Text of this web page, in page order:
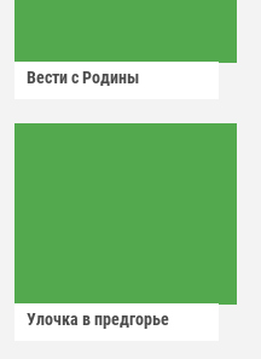
Вести с Родины
Улочка в предгорье